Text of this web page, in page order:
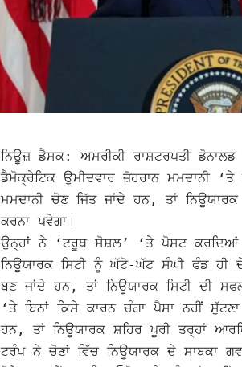
ਨਿਊਜ਼ ਡੈਸਕ: ਅਮਰੀਕੀ ਰਾਸ਼ਟਰਪਤੀ
ਡੈਮੋਕ੍ਰੇਟਿਕ ਉਮੀਦਵਾਰ ਜ਼ੋਹਰਾਨ ਮਮਦਾਨੀ ‘ਤੇ
ਮਮਦਾਨੀ ਚੋਣ ਜਿੱਤ ਜਾਂਦੇ ਹਨ, ਤਾਂ
ਕਰਨਾ ਪਵੇਗਾ।
ਉਨ੍ਹਾਂਨੇ ‘ਟਰੂਥ ਸੋਸ਼ਲ’ ‘ਤੇ ਪੋਸਟ ਕਰਦਿਆਂ
ਨਿਊਯਾਰਕ ਸਿਟੀ ਨੂੰ ਘੱਟੋ-ਘੱਟ ਸੰਘੀ ਫੰਡ ਹੀ
ਬਣ ਜਾਂਦੇ ਹਨ, ਤਾਂ ਨਿਊਯਾਰਕ ਸਿਟੀ ਦੀ
‘ਤੇ ਬਿਨਾਂ ਕਿਸੇ ਕਾਰਨ ਚੰਗਾ ਪੈਸਾ ਨਹੀਂ
ਹਨ, ਤਾਂ ਨਿਊਯਾਰਕ ਸ਼ਹਿਰ ਪੂਰੀ ਤਰ੍ਹਾਂ
ਟਰੰਪ ਨੇ ਚੋਣਾਂ ਵਿੱਚ ਨਿਊਯਾਰਕ ਦੇ ਸਾਬਕਾ